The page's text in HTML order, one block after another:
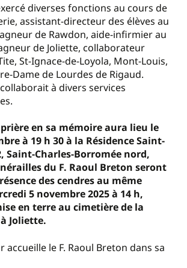
diverses fonctions au cours de
assistant-directeur des élèves au
de Rawdon, aide-infirmier au
de Joliette, collaborateur
St-Ignace-de-Loyola, Mont-Louis,
Dame de Lourdes de Rigaud.
à divers services
en sa mémoire aura lieu le
à 19 h 30 à la Résidence Saint-
Saint-Charles-Borromée nord,
du F. Raoul Breton seront
des cendres au même
5 novembre 2025 à 14 h,
en terre au cimetière de la
Joliette.
accueille le F. Raoul Breton dans sa